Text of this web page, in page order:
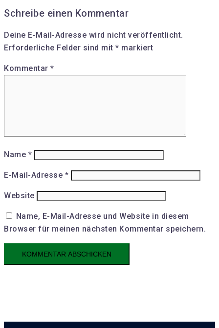
Schreibe einen Kommentar
Deine E-Mail-Adresse wird nicht veröffentlicht.
Erforderliche Felder sind mit * markiert
Kommentar *
Name *
E-Mail-Adresse *
Website
Name, E-Mail-Adresse und Website in diesem
Browser für meinen nächsten Kommentar speichern.